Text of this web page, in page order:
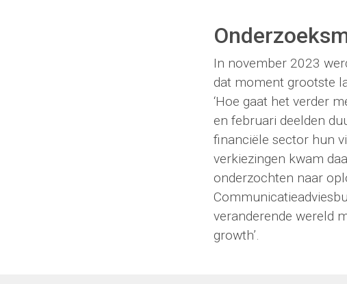
In november 2023
dat moment grootste
‘Hoe gaat het verder
en februari deelden
financiële sector hun
verkiezingen kwam
onderzochten naar
veranderende wereld
growth’.